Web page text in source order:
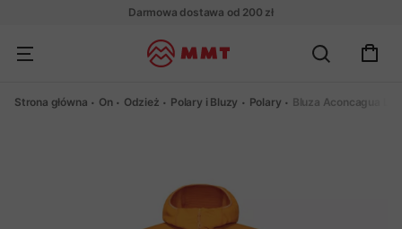
Darmowa dostawa od 200 zł
Strona główna On Odzież Polary i Bluzy Polary Bluza Aconcagua